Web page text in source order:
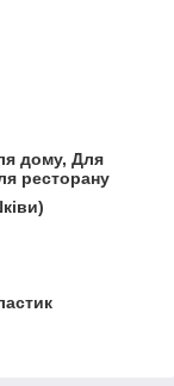
дому, Для
ресторану